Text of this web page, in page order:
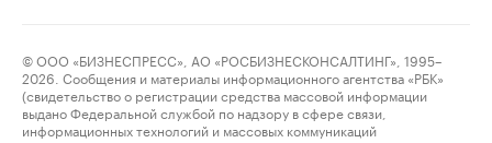
© ООО «БИЗНЕСПРЕСС», АО «РОСБИЗНЕСКОНСАЛТИНГ», 1995–
2026. Сообщения и материалы информационного агентства «РБК»
(свидетельство о регистрации средства массовой информации
выдано Федеральной службой по надзору в сфере связи,
информационных технологий и массовых коммуникаций